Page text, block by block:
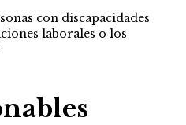
con discapacidades
laborales o los